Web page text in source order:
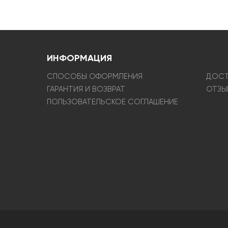
ИНФОРМАЦИЯ
СПОСОБЫ ОФОРМЛЕНИЯ
ГАРАНТИЯ И ВОЗВРАТ
ПОЛЬЗОВАТЕЛЬСКОЕ СОГЛАШЕНИЕ